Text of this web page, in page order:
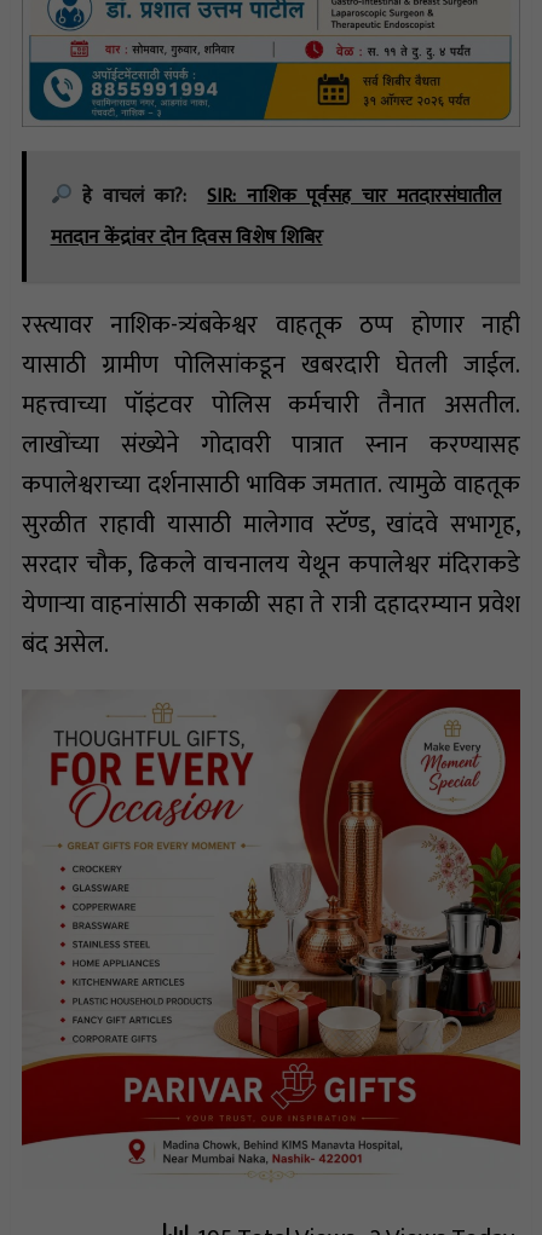
हे वाचलं का?:
SIR: नाशिक पूर्वसह चार मतदारसंघातील
मतदान केंद्रांवर दोन दिवस विशेष शिबिर
रस्त्यावर नाशिक-त्र्यंबकेश्वर वाहतूक ठप्प होणार नाही
यासाठी ग्रामीण पोलिसांकडून खबरदारी घेतली जाईल.
महत्त्वाच्या पॉइंटवर पोलिस कर्मचारी तैनात असतील.
लाखोंच्या संख्येने गोदावरी पात्रात स्नान करण्यासह
कपालेश्वराच्या दर्शनासाठी भाविक जमतात. त्यामुळे वाहतूक
सुरळीत राहावी यासाठी मालेगाव स्टॅण्ड, खांदवे सभागृह,
सरदार चौक, ढिकले वाचनालय येथून कपालेश्वर मंदिराकडे
येणाऱ्या वाहनांसाठी सकाळी सहा ते रात्री दहादरम्यान प्रवेश
बंद असेल.